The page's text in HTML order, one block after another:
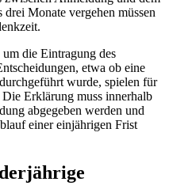
drei Monate vergehen müssen
die Eintragung des
etwa ob eine
wurde, spielen für
Erklärung muss innerhalb
abgegeben werden und
einer einjährigen Frist